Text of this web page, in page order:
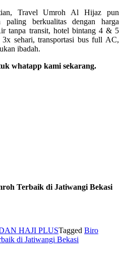
Travel Umroh Al Hijaz pun
paling berkualitas dengan harga
tanpa transit, hotel bintang 4 & 5
sehari, transportasi bus full AC,
ibadah.
whatapp kami sekarang.
Terbaik di Jatiwangi Bekasi
HAJI PLUSTagged Biro
di Jatiwangi Bekasi